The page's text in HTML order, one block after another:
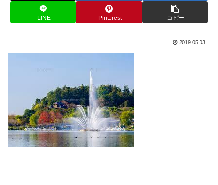
LINE Pinterest コピー
2019.05.03